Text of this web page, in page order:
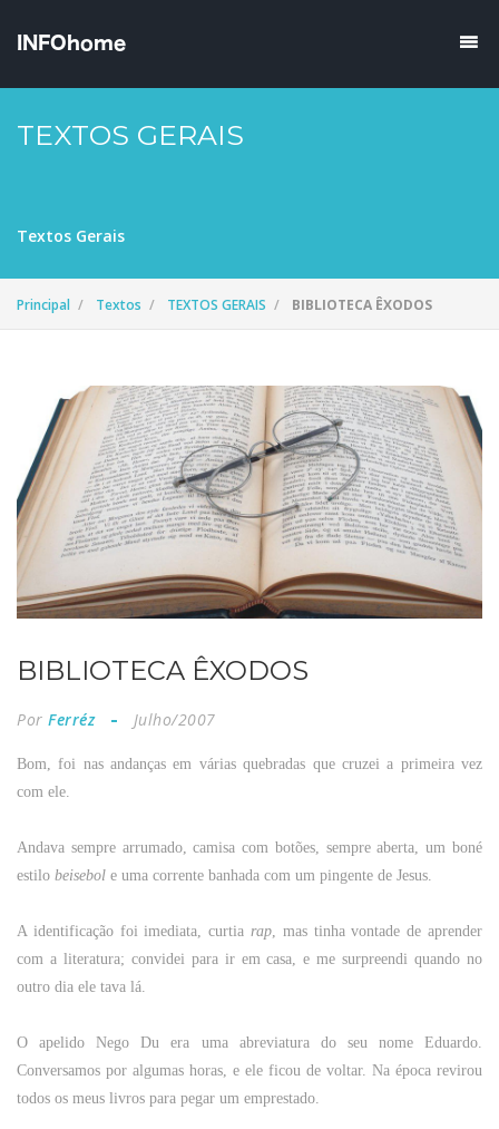
TEXTOS GERAIS
Textos Gerais
Principal Textos TEXTOS GERAIS BIBLIOTECA ÊXODOS
BIBLIOTECA ÊXODOS
Por Ferréz Julho/2007
Bom, foi nas andanças em várias quebradas que cruzei a primeira vez
com ele.
Andava sempre arrumado, camisa com botões, sempre aberta, um boné
estilo beisebol e uma corrente banhada com um pingente de Jesus.
A identificação foi imediata, curtia rap, mas tinha vontade de aprender
com a literatura; convidei para ir em casa, e me surpreendi quando no
outro dia ele tava lá.
O apelido Nego Du era uma abreviatura do seu nome Eduardo.
Conversamos por algumas horas, e ele ficou de voltar. Na época revirou
todos os meus livros para pegar um emprestado.